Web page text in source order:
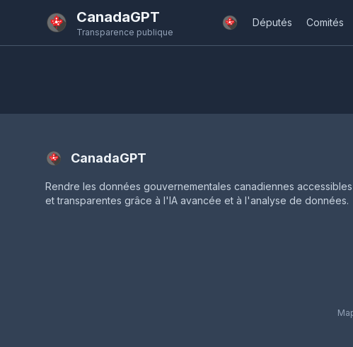
CanadaGPT
Transparence publique
Députés Comités
CanadaGPT
Rendre les données gouvernementales canadiennes accessibles
et transparentes grâce à l'IA avancée et à l'analyse de données.